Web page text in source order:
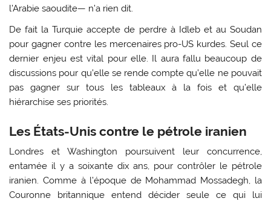
l’Arabie saoudite— n’a rien dit.
De fait la Turquie accepte de perdre à Idleb et au Soudan
pour gagner contre les mercenaires pro-US kurdes. Seul ce
dernier enjeu est vital pour elle. Il aura fallu beaucoup de
discussions pour qu’elle se rende compte qu’elle ne pouvait
pas gagner sur tous les tableaux à la fois et qu’elle
hiérarchise ses priorités.
Les États-Unis contre le pétrole iranien
Londres et Washington poursuivent leur concurrence,
entamée il y a soixante dix ans, pour contrôler le pétrole
iranien. Comme à l’époque de Mohammad Mossadegh, la
Couronne britannique entend décider seule ce qui lui